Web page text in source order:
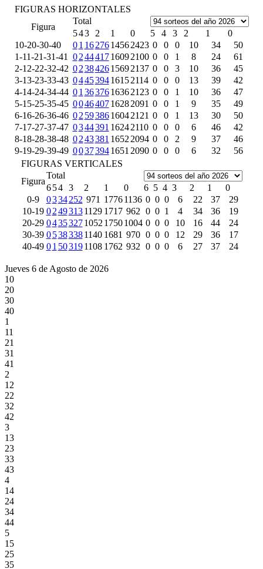
FIGURAS HORIZONTALES
Figura
Total
543 2 1 0 5 4 3 2 1
0
10-20-30-40
0 1 16 276 1456 2423 0 0 0 10 34
50
1-11-21-31-41
0 244417 1609 2100 0 0 1 8 24
61
2-12-22-32-42 0 238426 1569 2137 0 0 3 10 36
45
3-13-23-33-43 0445394 1615 2114 0 0 0 13 39
42
4-14-24-34-44 0 1 36376 1636 2123 0 0 1 10 36
47
5-15-25-35-45 0046407 1628 2091 0 0 1 9 35
49
6-16-26-36-46 0 2 59386 1604 2121 0 0 1 13 30
50
7-17-27-37-47 0344391 1624 2110 0 0 0 6 46
42
8-18-28-38-48 0 243381 1652 2094 0 0 2 9 37
46
9-19-29-39-49 0037394 1651 2090 0 0 0 6 32
56
FIGURAS VERTICALES
Figura
Total
6 54 3 2 1 0 6 5 4 3 2 1
0
0-9
0334 252 971 1776 1136 0 0 0 6 22 37
29
10-19 0 249313 1129 1717 962 0 0 1 4 34 36
19
20-29 0435327 1052 1750 1004 0 0 0 10 16 44
24
30-39 0 538338 1140 1681 970 0 0 0 12 29 36
17
40-49 0 1 50319 1108 1762 932 0 0 0 6 27 37 24
Jueves 6 de Agosto de 2026
10
20
30
40
1
11
21
31
41
2
12
22
32
42
3
13
23
33
43
4
14
24
34
44
5
15
25
35